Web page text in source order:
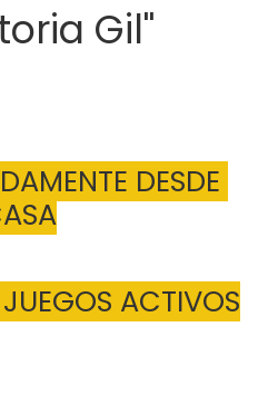
Gil"
DESDE
ACTIVOS